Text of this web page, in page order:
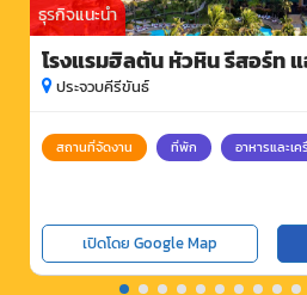
ธุรกิจแนะนำ
โรงแรมฮิลตัน หัวหิน รีสอร์ท
ประจวบคีรีขันธ์
สถานที่จัดงาน ที่พัก อาหารและเ
เปิดโดย Google Map